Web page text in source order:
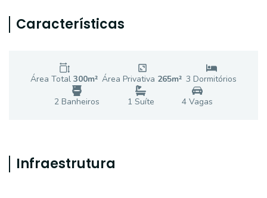
Características
Área Total 300m² Área Privativa 265m² 3 Dormitórios
2 Banheiros 1 Suíte 4Vagas
Infraestrutura